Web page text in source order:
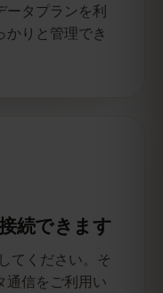
ータプランを利
りと管理でき
続できます
てください。そ
通信をご利用い